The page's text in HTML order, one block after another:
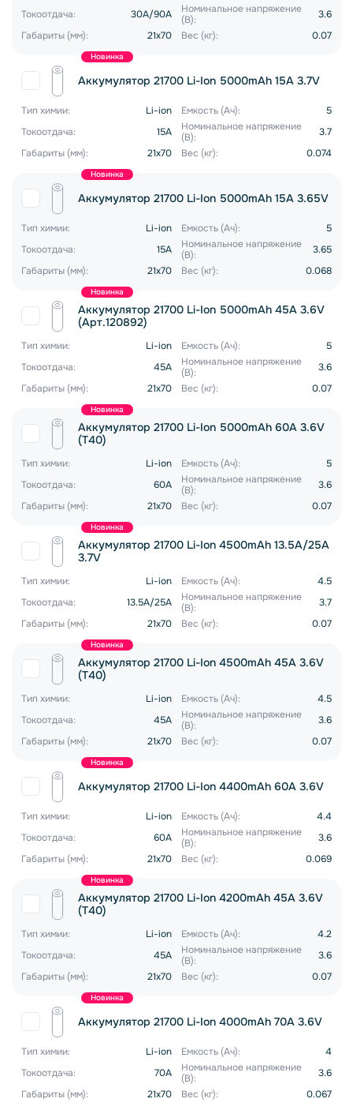
Токоотдача:
30A/90A
Номинальное напряжение
(В):
3.6
Габариты (мм):
21x70 Вес (кг): 0.07
Новинка
Аккумулятор 21700 Li-Ion 5000mAh 15A 3.7V
Тип химии: Li-ion Емкость (Ач):
5
Токоотдача:
15A
Номинальное напряжение
(В):
3.7
Габариты (мм):
21x70 Вес (кг): 0.074
Новинка
Аккумулятор 21700 Li-Ion 5000mAh 15A 3.65V
Тип химии: Li-ion Емкость (Ач):
5
Токоотдача:
15A
Номинальное напряжение
(В):
3.65
Габариты (мм):
21x70 Вес (кг): 0.068
Новинка
Аккумулятор 21700 Li-Ion 5000mAh 45A 3.6V
(Арт.120892)
Тип химии: Li-ion Емкость (Ач):
5
Токоотдача:
45A
Номинальное напряжение
(В):
3.6
Габариты (мм):
21x70 Вес (кг): 0.07
Новинка
Аккумулятор 21700 Li-Ion 5000mAh 60A 3.6V
(T40)
Тип химии: Li-ion Емкость (Ач):
5
Токоотдача:
60A
Номинальное напряжение
(В):
3.6
Габариты (мм):
21x70 Вес (кг): 0.07
Новинка
Аккумулятор 21700 Li-Ion 4500mAh 13.5A/25A
3.7V
Тип химии: Li-ion Емкость (Ач):
4.5
Токоотдача:
13.5A/25A
Номинальное напряжение
(В):
3.7
Габариты (мм):
21x70 Вес (кг): 0.07
Новинка
Аккумулятор 21700 Li-Ion 4500mAh 45A 3.6V
(T40)
Тип химии: Li-ion Емкость (Ач):
4.5
Токоотдача:
45A
Номинальное напряжение
(В):
3.6
Габариты (мм):
21x70 Вес (кг): 0.07
Новинка
Аккумулятор 21700 Li-Ion 4400mAh 60A 3.6V
Тип химии: Li-ion Емкость (Ач):
4.4
Токоотдача:
60A
Номинальное напряжение
(В):
3.6
Габариты (мм):
21x70 Вес (кг): 0.069
Новинка
Аккумулятор 21700 Li-Ion 4200mAh 45A 3.6V
(T40)
Тип химии: Li-ion Емкость (Ач):
4.2
Токоотдача:
45A
Номинальное напряжение
(В):
3.6
Габариты (мм):
21x70 Вес (кг): 0.07
Новинка
Аккумулятор 21700 Li-Ion 4000mAh 70A 3.6V
Тип химии: Li-ion Емкость (Ач):
4
Токоотдача:
70A
Номинальное напряжение
(В):
3.6
Габариты (мм):
21x70 Вес (кг): 0.067